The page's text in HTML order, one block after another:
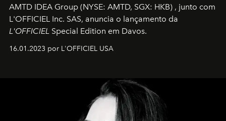
AMTD IDEA Group (NYSE: AMTD, SGX: HKB) , junto com
L'OFFICIEL Inc. SAS, anuncia o lançamento da
L'OFFICIEL Special Edition em Davos.
16.01.2023 por L'OFFICIEL USA